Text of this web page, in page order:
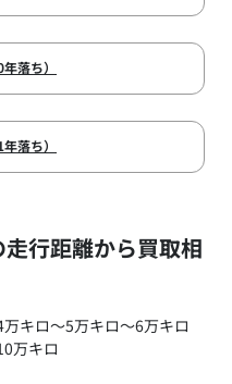
落ち）
落ち）
行距離から買取相
キロ～5万キロ～6万キロ
万キロ